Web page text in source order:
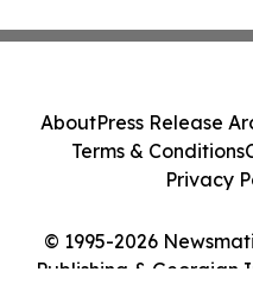
© 1995-2026
Publishing & Georgian
AboutPress Release
Terms & Conditions
Privacy